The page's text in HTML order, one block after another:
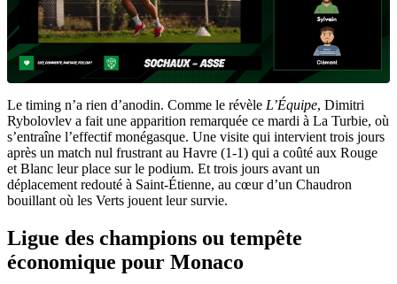
Le timing n’a rien d’anodin. Comme le révèle L’Équipe, Dimitri
Rybolovlev a fait une apparition remarquée ce mardi à La Turbie, où
s’entraîne l’effectif monégasque. Une visite qui intervient trois jours
après un match nul frustrant au Havre (1-1) qui a coûté aux Rouge
et Blanc leur place sur le podium. Et trois jours avant un
déplacement redouté à Saint-Étienne, au cœur d’un Chaudron
bouillant où les Verts jouent leur survie.
Ligue des champions ou tempête
économique pour Monaco